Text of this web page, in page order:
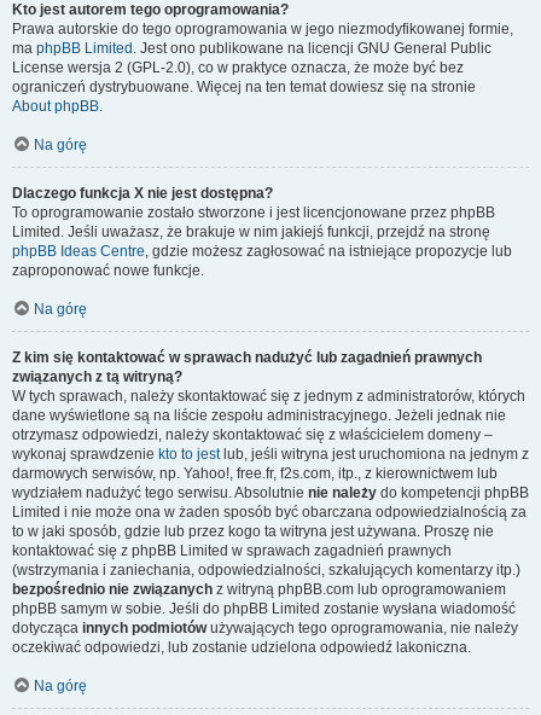
Kto jest autorem tego oprogramowania?
Prawa autorskie do tego oprogramowania w jego niezmodyfikowanej formie,
ma phpBB Limited . Jest ono publikowane na licencji GNU General Public
License wersja 2 (GPL-2.0), co w praktyce oznacza, że może być bez
ograniczeń dystrybuowane. Więcej na ten temat dowiesz się na stronie
About phpBB.
Na górę
Dlaczego funkcja X nie jest dostępna?
To oprogramowanie zostało stworzone i jest licencjonowane przez phpBB
Limited. Jeśli uważasz, że brakuje w nim jakiejś funkcji, przejdź na stronę
phpBB Ideas Centre, gdzie możesz zagłosować na istniejące propozycje lub
zaproponować nowe funkcje.
Na górę
Z kim się kontaktować w sprawach nadużyć lub zagadnień prawnych
związanych z tą witryną?
W tych sprawach, należy skontaktować się z jednym z administratorów, których
dane wyświetlone są na liście zespołu administracyjnego. Jeżeli jednak nie
otrzymasz odpowiedzi, należy skontaktować się z właścicielem domeny –
wykonaj sprawdzenie kto to jestlub, jeśli witryna jest uruchomiona na jednym z
darmowych serwisów, np. Yahoo!, free.fr, f2s.com, itp., z kierownictwem lub
wydziałem nadużyć tego serwisu. Absolutnie nie należy do kompetencji phpBB
Limited i nie może ona w żaden sposób być obarczana odpowiedzialnością za
to w jaki sposób, gdzie lub przez kogo ta witryna jest używana. Proszę nie
kontaktować się z phpBB Limited w sprawach zagadnień prawnych
(wstrzymania i zaniechania, odpowiedzialności, szkalujących komentarzy itp.)
bezpośrednio nie związanych z witryną phpBB.com lub oprogramowaniem
phpBB samym w sobie. Jeśli do phpBB Limited zostanie wysłana wiadomość
dotycząca innych podmiotówużywających tego oprogramowania, nie należy
oczekiwać odpowiedzi, lub zostanie udzielona odpowiedź lakoniczna.
Na górę